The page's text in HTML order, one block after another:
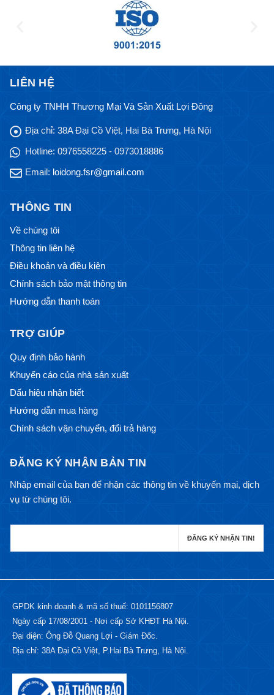
LIÊN HỆ
Công ty TNHH Thương Mại Và Sản Xuất Lợi Đông
Địa chỉ: 38A Đại Cồ Việt, Hai Bà Trưng, Hà Nội
Hotline: 0976558225 - 0973018886
Email: loidong.fsr@gmail.com
THÔNG TIN
Về chúng tôi
Thông tin liên hệ
Điều khoản và điều kiện
Chính sách bảo mật thông tin
Hướng dẫn thanh toán
TRỢ GIÚP
Quy định bảo hành
Khuyến cáo của nhà sản xuất
Dấu hiệu nhận biết
Hướng dẫn mua hàng
Chính sách vận chuyển, đổi trả hàng
ĐĂNG KÝ NHẬN BẢN TIN
Nhập email của bạn để nhận các thông tin về khuyến mại, dịch
vụ từ chúng tôi.
GPDK kinh doanh & mã số thuế: 0101156807
Ngày cấp 17/08/2001 - Nơi cấp Sở KHĐT Hà Nội.
Đại diện: Ông Đỗ Quang Lợi - Giám Đốc.
Địa chỉ: 38A Đại Cồ Việt, P.Hai Bà Trưng, Hà Nội.